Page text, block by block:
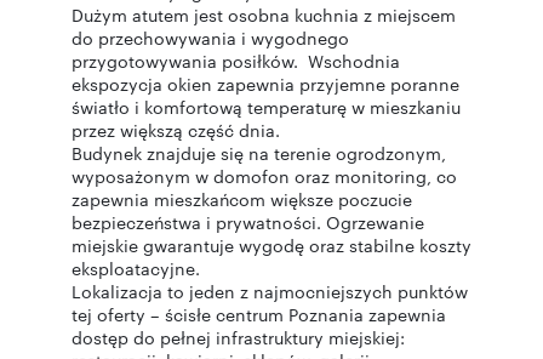
Dużym atutem jest osobna kuchnia z miejscem
do przechowywania i wygodnego
przygotowywania posiłków. Wschodnia
ekspozycja okien zapewnia przyjemne poranne
światło i komfortową temperaturę w mieszkaniu
przez większą część dnia.
Budynek znajduje się na terenie ogrodzonym,
wyposażonym w domofon oraz monitoring, co
zapewnia mieszkańcom większe poczucie
bezpieczeństwa i prywatności. Ogrzewanie
miejskie gwarantuje wygodę oraz stabilne koszty
eksploatacyjne.
Lokalizacja to jeden z najmocniejszych punktów
tej oferty – ścisłe centrum Poznania zapewnia
dostęp do pełnej infrastruktury miejskiej: